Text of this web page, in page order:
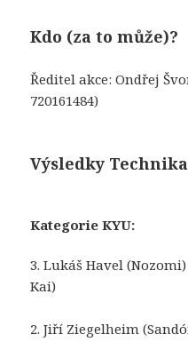
Kdo (za to může)?
Ředitel akce: Ondřej
720161484)
Výsledky Technika
Kategorie KYU:
3. Lukáš Havel
Kai)
2. Jiří Ziegelheim